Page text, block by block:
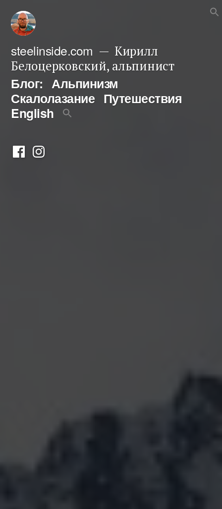
Перейти
содержимому
steelinside.com
Кирилл
Белоцерковский, альпинист
Блог: Альпинизм
Скалолазание Путешествия
English
ФейсбукИнстаграм